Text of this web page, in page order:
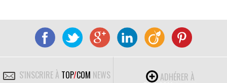
S'INSCRIRE À TOP/COM NEWS
ADHÉRER À